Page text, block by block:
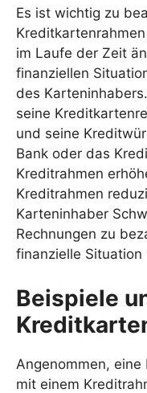
Es ist wichtig zu
im Laufe der Zeit
finanziellen
des
seine
und seine
Bank oder das
Kreditrahmen
Kreditrahmen
Karteninhaber
Rechnungen zu
finanzielle
Beispiele
Angenommen,
mit einem